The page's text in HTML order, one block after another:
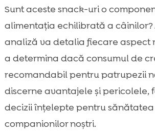
 Sunt crenvurștii siguri pentru
 Crenvurști pentru câine: Da
 Ingrediente de evitat în
câini
Alternative sănătoase la
câini
CricksyDog: O alternativă
câini

Cum să pregătim crenvurști
Sunt aceste snack-uri o
alimentația echilibrată a câinilor?
analiză va detalia fiecare aspect
a determina dacă consumul de
recomandabil pentru patrupezii
discerne avantajele și pericolele,
decizii înțelepte pentru
companionilor noștri.